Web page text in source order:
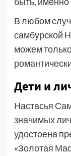
В любом
самбурской
можем
Дети и
Настасья
значимых
удостоена
«Золотая